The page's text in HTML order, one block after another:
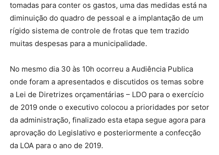
tomadas para conter os gastos, uma das medidas está na
diminuição do quadro de pessoal e a implantação de um
rígido sistema de controle de frotas que tem trazido
muitas despesas para a municipalidade.
No mesmo dia 30 às 10h ocorreu a Audiência Publica
onde foram a apresentados e discutidos os temas sobre
a Lei de Diretrizes orçamentárias – LDO para o exercício
de 2019 onde o executivo colocou a prioridades por setor
da administração, finalizado esta etapa segue agora para
aprovação do Legislativo e posteriormente a confecção
da LOA para o ano de 2019.